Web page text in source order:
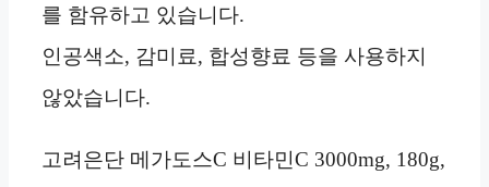
를 함유하고 있습니다.
인공색소, 감미료, 합성향료 등을 사용하지
않았습니다.
고려은단 메가도스C 비타민C 3000mg, 180g,